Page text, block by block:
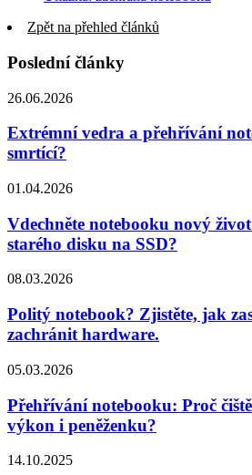
Zpět na přehled článků
Poslední články
26.06.2026
Extrémní vedra a přehřívání
smrtící?
01.04.2026
Vdechněte notebooku nový
starého disku na SSD?
08.03.2026
Politý notebook? Zjistěte, jak
zachránit hardware.
05.03.2026
Přehřívání notebooku: Proč
výkon i peněženku?
14.10.2025